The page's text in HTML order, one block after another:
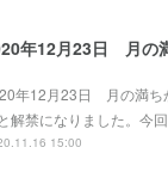
年12月23日 月の
年12月23日 月の満ち
解禁になりました。今
15:00